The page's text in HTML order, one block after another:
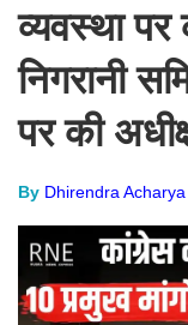
व्यवस्था पर
निगरानी
पर की
By Dhirendra Acharya